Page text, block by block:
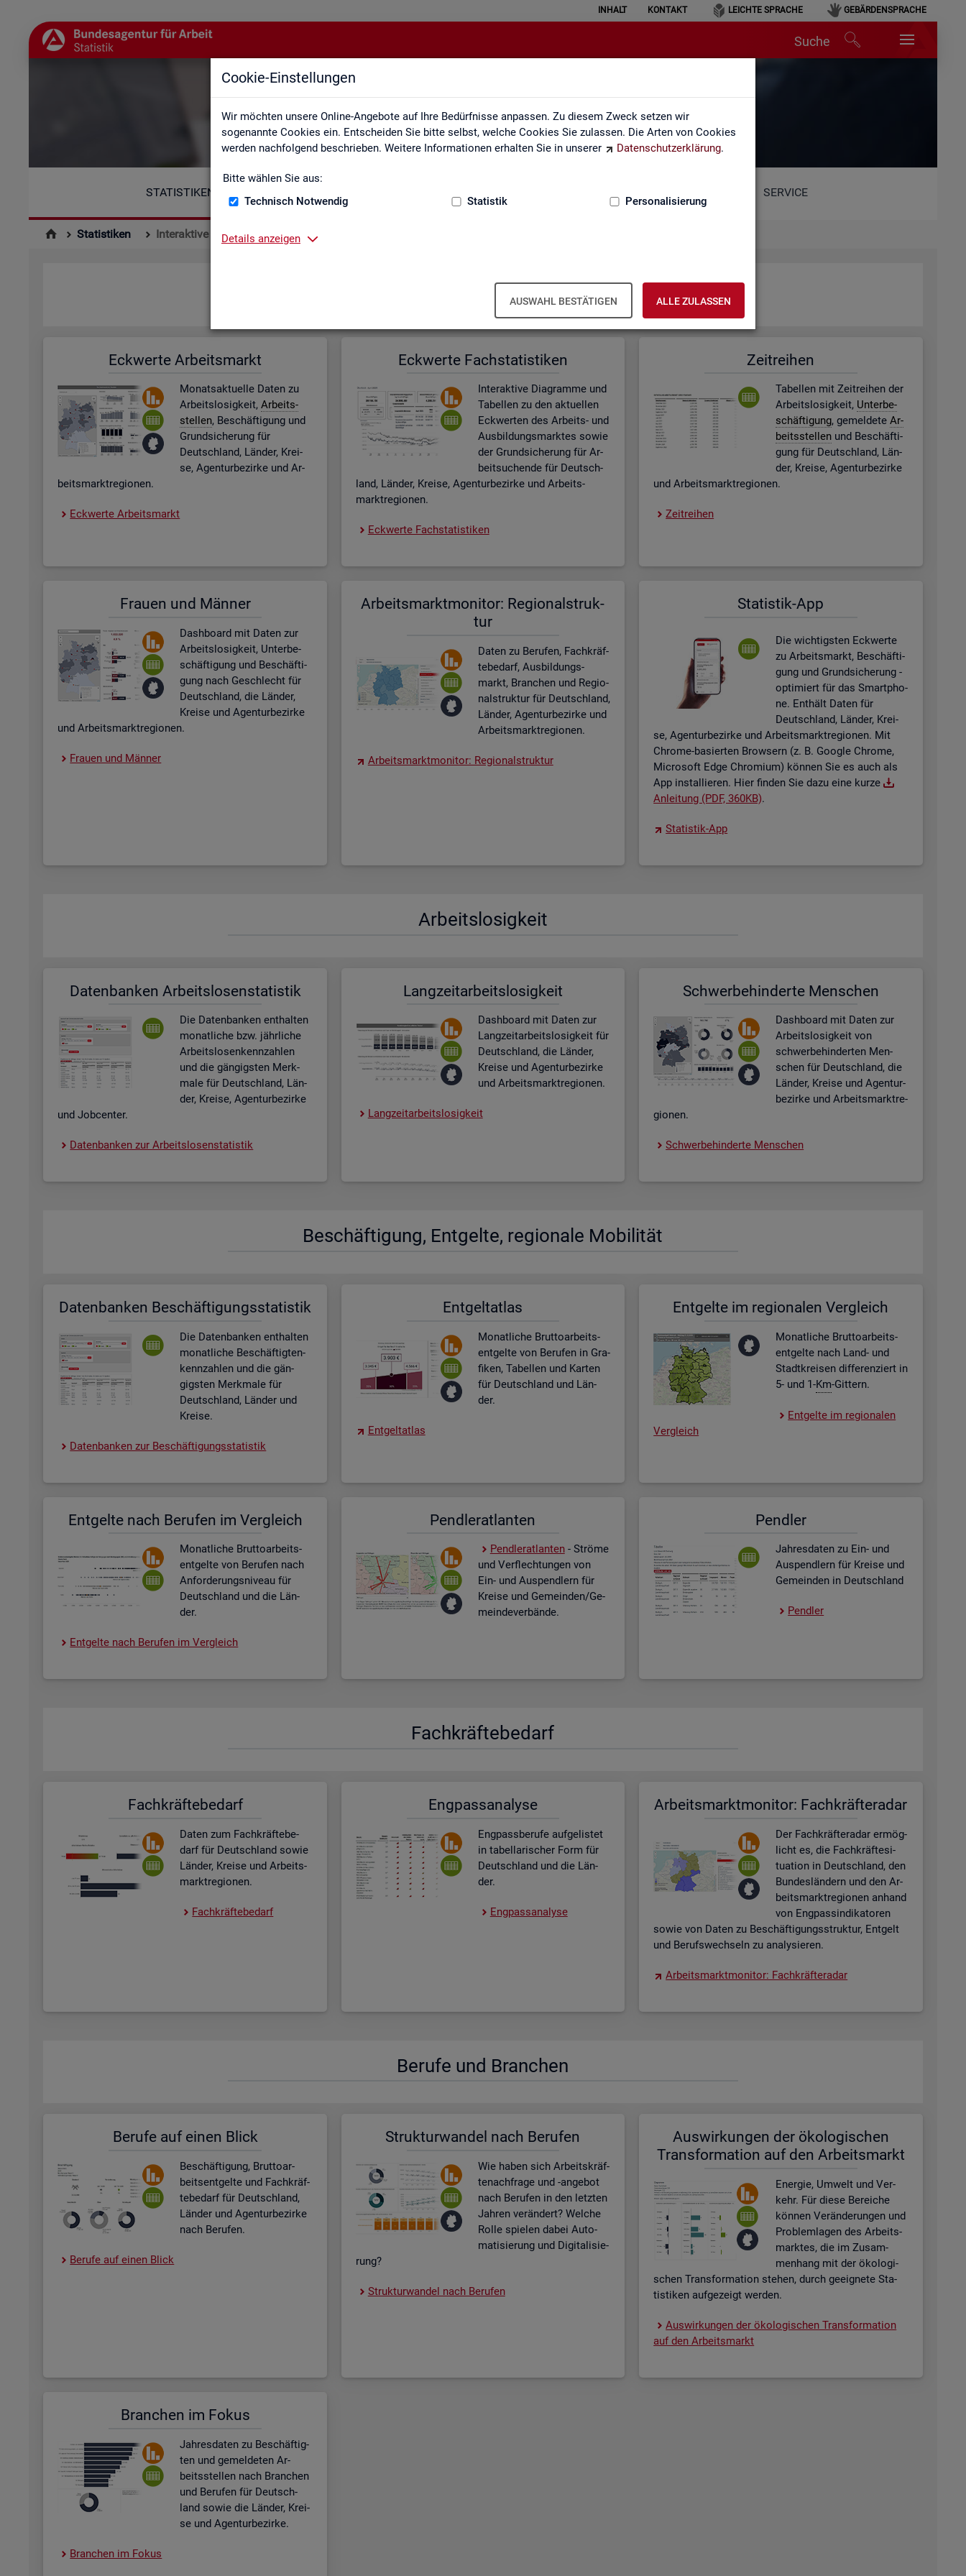
Cookie-Einstellungen
Wir möchten unsere Online-Angebote auf Ihre Bedürfnisse anpassen. Zu diesem Zweck setzen wir
sogenannte Cookies ein. Entscheiden Sie bitte selbst, welche Cookies Sie zulassen. Die Arten von Cookies
werden nachfolgend beschrieben. Weitere Informationen erhalten Sie in unserer
Datenschutzerklärung.
Bitte wählen Sie aus:
Technisch Notwendig
Statistik Personalisierung
Details anzeigen
AUSWAHL BESTÄTIGEN ALLE ZULASSEN
INHALT KONTAKT LEICHTE SPRACHE GEBÄRDENSPRACHE
Suche
Interaktive Statistiken
STATISTIKEN SERVICE
Statistiken Interaktive Statistiken
Ar­beits­markt im Über­blick
Eck­wer­te Ar­beits­markt
Mo­nats­ak­tu­el­le Daten zu
Ar­beits­lo­sig­keit,Ar­beits­
stel­len, Be­schäf­ti­gung und
Grund­si­che­rung für
Deutsch­land, Län­der, Krei­
se, Agen­tur­be­zir­ke und Ar­
beits­markt­re­gio­nen.
Eck­wer­te Ar­beits­markt
Eck­wer­te Fach­sta­tis­ti­ken
In­ter­ak­ti­ve Dia­gram­me und
Ta­bel­len zu den ak­tu­el­len
Eck­wer­ten des Ar­beits- und
Aus­bil­dungs­mark­tes sowie
der Grund­si­che­rung für Ar­
beit­su­chen­de für Deutsch­
land, Län­der, Krei­se, Agen­tur­be­zir­ke und Ar­beits­
markt­re­gio­nen.
Eck­wer­te Fach­sta­tis­ti­ken
Zeit­rei­hen
Ta­bel­len mit Zeit­rei­hen der
Ar­beits­lo­sig­keit, Un­ter­be­
schäf­ti­gung, ge­mel­de­teAr­
beits­stel­len und Be­schäf­ti­
gung für Deutsch­land, Län­
der, Krei­se, Agen­tur­be­zir­ke
und Ar­beits­markt­re­gio­nen.
Zeit­rei­hen
Frau­en und Män­ner
Dash­board mit Daten zur
Ar­beits­lo­sig­keit, Un­ter­be­
schäf­ti­gung und Be­schäf­ti­
gung nach Ge­schlecht für
Deutsch­land, die Län­der,
Krei­se und Agen­tur­be­zir­ke
und Ar­beits­markt­re­gio­nen.
Frau­en und Män­ner
Ar­beits­markt­mo­ni­tor: Re­gio­nal­struk­
tur
Daten zu Be­ru­fen, Fach­kräf­
te­be­darf, Aus­bil­dungs­
markt, Bran­chen und Re­gio­
nal­struk­tur für Deutsch­land,
Län­der, Agen­tur­be­zir­ke und
Ar­beits­markt­re­gio­nen.
Ar­beits­markt­mo­ni­tor: Re­gio­nal­struk­tur
Sta­tis­tik-App
Die wich­tigs­ten Eck­wer­te
zu Ar­beits­markt, Be­schäf­ti­
gung und Grund­si­che­rung -
op­ti­miert für das Smart­pho­
ne. Ent­hält Daten für
Deutsch­land, Län­der, Krei­
se, Agen­tur­be­zir­ke und Ar­beits­markt­re­gio­nen. Mit
Chro­me-ba­sier­ten Brow­sern (z. B. Goog­le Chro­me,
Mi­cro­soft Edge Chro­mi­um) kön­nen Sie es auch als
App in­stal­lie­ren. Hier fin­den Sie dazu eine kurze
An­lei­tung (PDF, 360KB).
Sta­tis­tik-App
Ar­beits­lo­sig­keit
Da­ten­ban­ken Ar­beits­lo­sen­sta­tis­tik
Die Da­ten­ban­ken ent­hal­ten
mo­nat­li­che bzw. jähr­li­che
Ar­beits­lo­sen­kenn­zah­len
und die gän­gigs­ten Merk­
ma­le für Deutsch­land, Län­
der, Krei­se, Agen­tur­be­zir­ke
und Job­cen­ter.
Da­ten­ban­ken zur Ar­beits­lo­sen­sta­tis­tik
Lang­zeit­ar­beits­lo­sig­keit
Dash­boardmit Daten zur
Lang­zeit­ar­beits­lo­sig­keit für
Deutsch­land, die Län­der,
Krei­se und Agen­tur­be­zir­ke
und Ar­beits­markt­re­gio­nen.
Lang­zeit­ar­beits­lo­sig­keit
Schwer­be­hin­der­te Men­schen
Dash­board mit Daten zur
Ar­beits­lo­sig­keit von
schwer­be­hin­der­ten Men­
schen für Deutsch­land, die
Län­der, Krei­se und Agen­tur­
be­zir­ke und Ar­beits­markt­re­
gio­nen.
Schwer­be­hin­der­te Men­schen
Be­schäf­ti­gung, Ent­gel­te, re­gio­na­le Mo­bi­li­tät
Da­ten­ban­ken Be­schäf­ti­gungs­sta­tis­tik
Die Da­ten­ban­ken ent­hal­ten
mo­nat­li­che Be­schäf­tig­ten­
kenn­zah­len und die gän­
gigs­ten Merk­ma­le für
Deutsch­land, Län­der und
Krei­se.
Da­ten­ban­ken zur Be­schäf­ti­gungs­sta­tis­tik
Ent­gel­t­at­las
Mo­nat­li­che Brut­to­ar­beits­
ent­gel­te von Be­ru­fen in Gra­
fi­ken, Ta­bel­len und Kar­ten
für Deutsch­land und Län­
der.
Ent­gel­t­at­las
Ent­gel­te im re­gio­na­len Ver­gleich
Mo­nat­li­che Brut­to­ar­beits­
ent­gel­te nach Land- und
Stadt­krei­sen dif­fe­ren­ziert in
5- und 1-Km-Git­tern.
Ent­gel­te im re­gio­na­len
Ver­gleich
Ent­gel­te nach Be­ru­fen im Ver­gleich
Mo­nat­li­che Brut­to­ar­beits­
ent­gel­te von Be­ru­fen nach
An­for­de­rungs­ni­veau für
Deutsch­land und die Län­
der.
Ent­gel­te nach Be­ru­fen im Ver­gleich
Pend­ler­at­lan­ten
Pend­ler­at­lan­ten- Strö­me
und Ver­flech­tun­gen von
Ein- und Aus­pend­lern für
Krei­se und Ge­mein­den/Ge­
mein­de­ver­bän­de.
Pend­ler
Jah­res­da­ten zu Ein- und
Aus­pend­lern für Krei­se und
Ge­mein­den in Deutsch­land
Pend­ler
Fach­kräf­te­be­darf
Fach­kräf­te­be­darf
Daten zum Fach­kräf­te­be­
darf für Deutsch­land sowie
Län­der, Krei­se und Ar­beits­
markt­re­gio­nen.
Fach­kräf­te­be­darf
Eng­pass­ana­ly­se
Eng­pass­be­ru­fe auf­ge­lis­tet
in ta­bel­la­ri­scher Form für
Deutsch­land und die Län­
der.
Eng­pass­ana­ly­se
Ar­beits­markt­mo­ni­tor: Fach­kräf­te­ra­dar
Der Fach­kräf­te­ra­dar er­mög­
licht es, die Fach­kräf­te­si­
tua­ti­on in Deutsch­land, den
Bun­des­län­dern und den Ar­
beits­markt­re­gio­nen an­hand
von Eng­pas­sin­di­ka­to­ren
sowie von Daten zu Be­schäf­ti­gungs­struk­tur, Ent­gelt
und Be­rufs­wech­seln zu ana­ly­sie­ren.
Ar­beits­markt­mo­ni­tor: Fach­kräf­te­ra­dar
Be­ru­fe und Bran­chen
Be­ru­fe auf einen Blick
Be­schäf­ti­gung, Brut­to­ar­
beits­ent­gel­te und Fach­kräf­
te­be­darf für Deutsch­land,
Län­der und Agen­tur­be­zir­ke
nach Be­ru­fen.
Be­ru­fe auf einen Blick
Struk­tur­wan­del nach Be­ru­fen
Wie haben sich Ar­beits­kräf­
te­nach­fra­ge und -an­ge­bot
nach Be­ru­fen in den letz­ten
Jah­ren ver­än­dert? Wel­che
Rolle spie­len dabei Au­to­
ma­ti­sie­rung und Di­gi­ta­li­sie­
rung?
Struk­tur­wan­del nach Be­ru­fen
Aus­wir­kun­gen der öko­lo­gi­schen
Trans­for­ma­ti­on auf den Ar­beits­markt
En­er­gie, Um­welt und Ver­
kehr. Für diese Be­rei­che
kön­nen Ver­än­de­run­gen und
Pro­blem­la­gen des Ar­beits­
mark­tes, die im Zu­sam­
men­hang mit der öko­lo­gi­
schen Trans­for­ma­ti­on ste­hen, durch ge­eig­ne­te Sta­
tis­ti­ken auf­ge­zeigt wer­den.
Aus­wir­kun­gen der öko­lo­gi­schen Trans­for­ma­ti­on
auf den Ar­beits­markt
Bran­chen im Fokus
Jah­res­da­ten zu Be­schäf­tig­
ten und ge­mel­de­ten Ar­
beits­stel­len nach Bran­chen
und Be­ru­fen für Deutsch­
land sowie die Län­der, Krei­
se und Agen­tur­be­zir­ke.
Bran­chen im Fokus